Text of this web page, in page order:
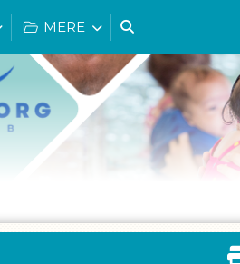
MERE